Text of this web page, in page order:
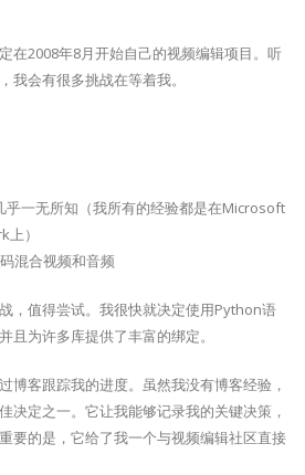
在2008年8月开始自己的视频编辑项目。听
我会有很多挑战在等着我。
乎一无所知（我所有的经验都是在Microsoft
）
混合视频和音频
，值得尝试。我很快就决定使用Python语
且为许多库提供了丰富的绑定。
博客跟踪我的进度。虽然我没有博客经验，
决定之一。它让我能够记录我的关键决策，
要的是，它给了我一个与视频编辑社区直接